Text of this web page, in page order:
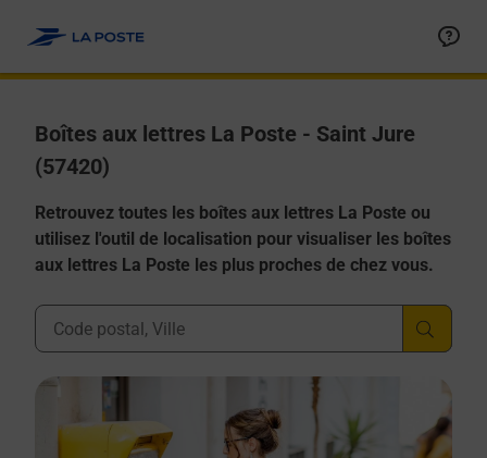
Boîtes aux lettres La Poste - Saint Jure
(57420)
Retrouvez toutes les boîtes aux lettres La Poste ou
utilisez l'outil de localisation pour visualiser les boîtes
aux lettres La Poste les plus proches de chez vous.
Ville, Département, Code Postal